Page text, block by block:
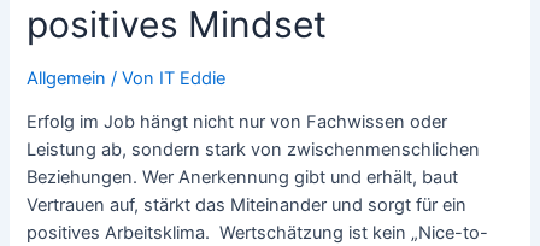
positives Mindset
Allgemein / Von IT Eddie
Erfolg im Job hängt nicht nur von Fachwissen oder
Leistung ab, sondern stark von zwischenmenschlichen
Beziehungen. Wer Anerkennung gibt und erhält, baut
Vertrauen auf, stärkt das Miteinander und sorgt für ein
positives Arbeitsklima. Wertschätzung ist kein „Nice-to-